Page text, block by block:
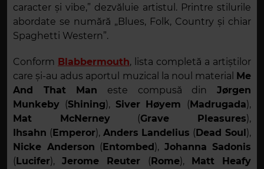
caracter și vibe,” dezvăluie artistul. Printre stilurile
abordate se numără „Blues, Folk, Country și chiar
Spaghetti Western”.
Conform Blabbermouth, lista completă a artiștilor
care și-au adus aportul muzical la noul material
Me
And That Man este compusă dinJørgen
Munkeby (Shining), Siver Høyem ( Madrugada),
Mat McNerney(Grave Pleasures),
Ihsahn ( Emperor), Anders Landelius ( Dead Soul ),
Nicke Anderson ( Entombed ), Johanna Sadonis
( Lucifer),Jerome Reuter ( Rome),
Matt Heafy